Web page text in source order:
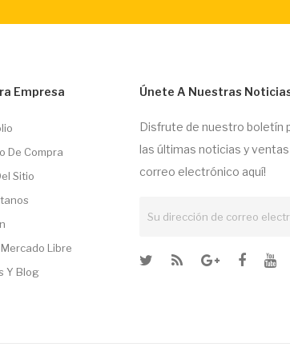
Empresa
De Compra
Sitio
Libre
Y Blog
Únete A Nuestras
Disfrute de nuestro boletín
las últimas noticias y
correo electrónico aquí!